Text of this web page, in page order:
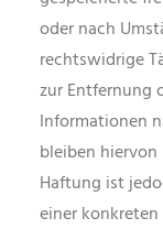
oder nach
rechtswidrige
zur Entfernung
Informationen
bleiben
Haftung ist
einer